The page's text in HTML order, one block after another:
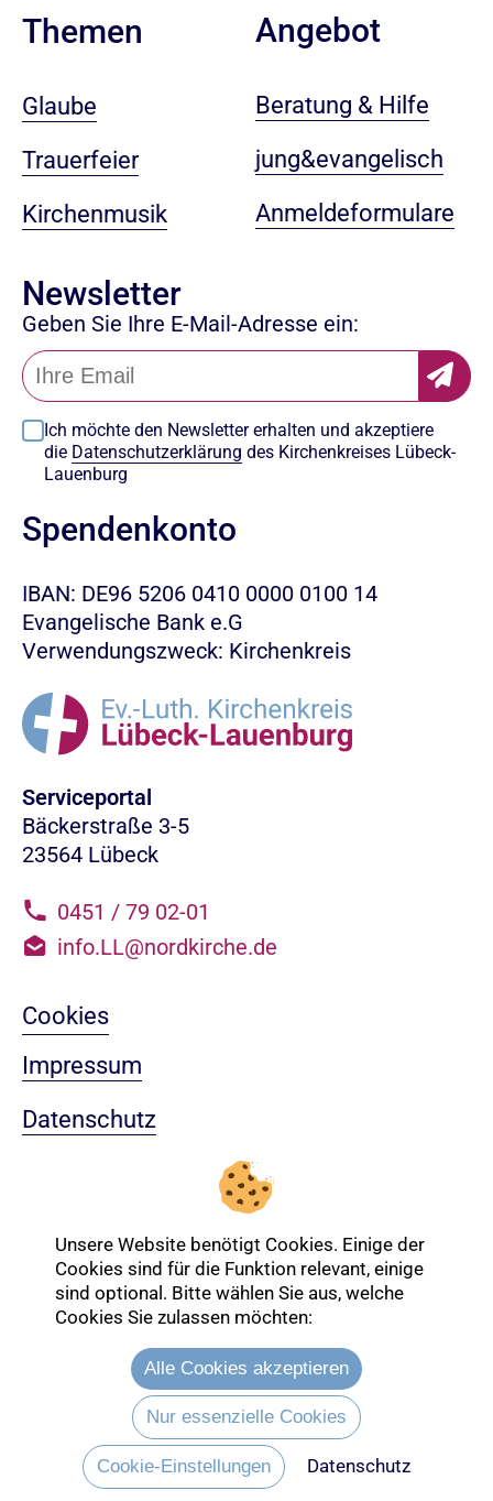
Themen
Glaube
Trauerfeier
Kirchenmusik
Angebot
Beratung & Hilfe
jung&evangelisch
Anmeldeformulare
Newsletter
Geben Sie Ihre E-Mail-Adresse ein:
Ich möchte den Newsletter erhalten und akzeptiere
die Datenschutzerklärung des Kirchenkreises Lübeck-
Lauenburg
Spendenkonto
IBAN: DE96 5206 0410 0000 0100 14
Evangelische Bank e.G
Verwendungszweck: Kirchenkreis
Serviceportal
Bäckerstraße 3-5
23564 Lübeck
0451 / 79 02-01
info.LL@nordkirche.de
Cookies
Impressum
Datenschutz
Nach oben
Login-Bereich
Unsere Website benötigt Cookies. Einige der
Cookies sind für die Funktion relevant, einige
sind optional. Bitte wählen Sie aus, welche
Cookies Sie zulassen möchten:
Alle Cookies akzeptieren
Nur essenzielle Cookies
Cookie-Einstellungen Datenschutz